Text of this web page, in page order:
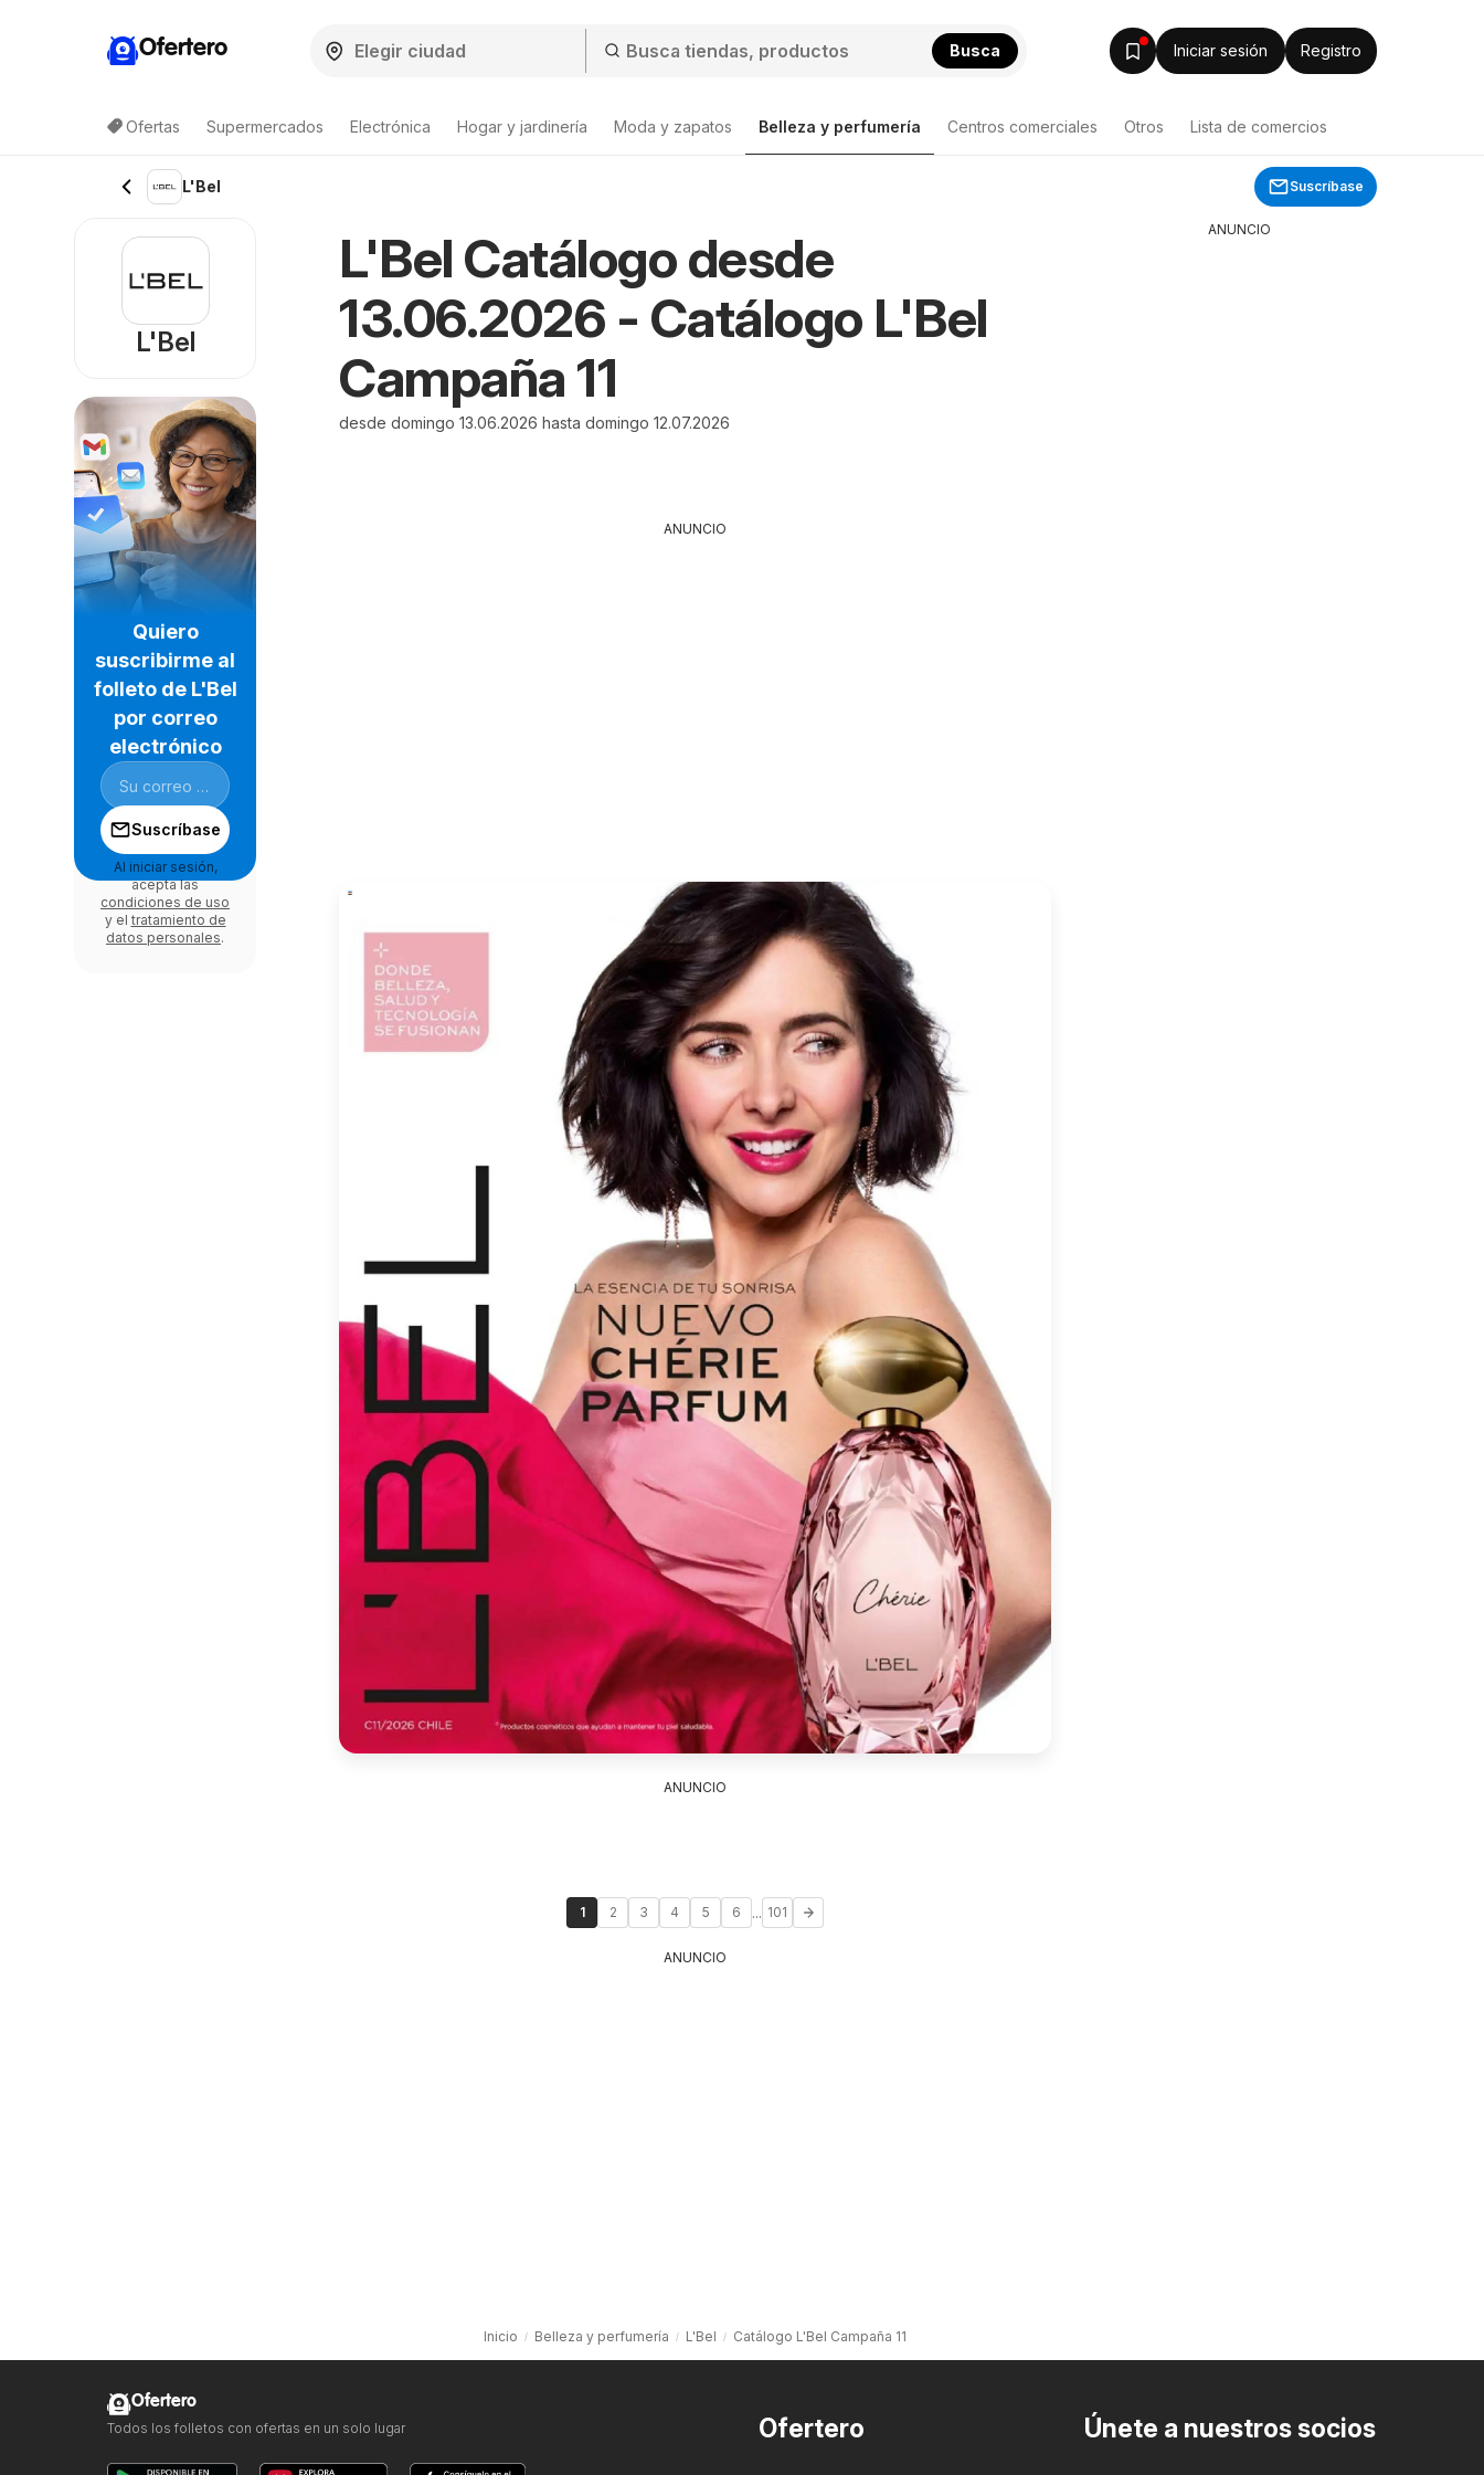
Ofertero Busca Iniciar sesión Registro
Ofertas Supermercados Electrónica Hogar y jardinería Moda y zapatos Belleza y perfumería Centros comerciales Otros Lista de comercios
L'Bel Suscríbase
L'Bel Catálogo desde
13.06.2026 - Catálogo L'Bel
Campaña 11
desde domingo 13.06.2026 hasta domingo 12.07.2026
ANUNCIO
ANUNCIO
1 2 3 4 5 6 ... 101
ANUNCIO
Inicio Belleza y perfumería L'Bel Catálogo L'Bel Campaña 11
L'Bel
Quiero
suscribirme al
folleto de L'Bel
por correo
electrónico
Suscríbase
Al iniciar sesión,
acepta las
condiciones de uso
y el tratamiento de
datos personales.
ANUNCIO
Ofertero Únete a nuestros socios
Ofertero
Todos los folletos con ofertas en un solo lugar